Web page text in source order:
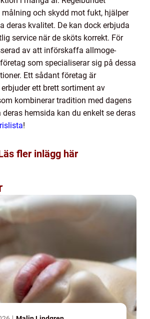
målning och skydd mot fukt, hjälper
deras kvalitet. De kan dock erbjuda
service när de sköts korrekt. För
av att införskaffa allmoge-
som specialiserar sig på dessa
Ett sådant företag är
ett brett sortiment av
kombinerar tradition med dagens
deras hemsida kan du enkelt se deras
!
fler inlägg här